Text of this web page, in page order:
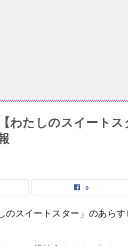
わたしのスイート
0
のスイートスター」のあらす